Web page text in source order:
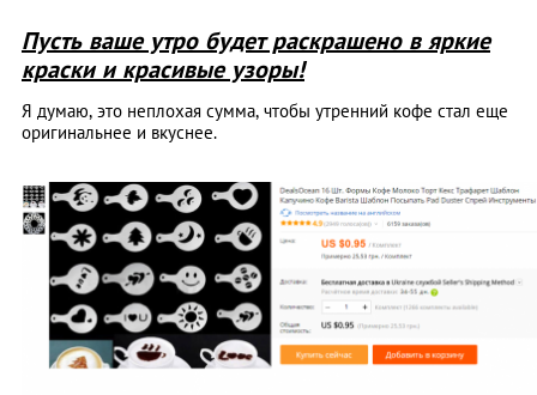
Пусть ваше утро будет раскрашено в яркие
краски и красивые узоры!
Я думаю, это неплохая сумма, чтобы утренний кофе стал еще
оригинальнее и вкуснее.